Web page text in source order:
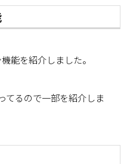
能を紹介しました。
てるので一部を紹介しま